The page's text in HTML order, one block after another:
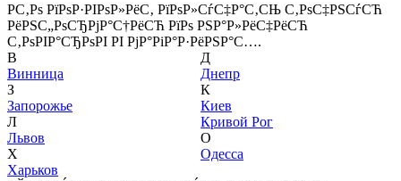
Р­С‚Рѕ РїРѕР·РІРѕР»РёС‚ РїРѕР»СѓС‡Р°С‚СЊ С‚РѕС‡РЅСѓСЋ
РёРЅС„РѕСЂРјР°С†РёСЋ РїРѕ РЅР°Р»РёС‡РёСЋ
С‚РѕРІР°СЂРѕРІ РІ РјР°РіР°Р·РёРЅР°С….
В
Винница
З
Запорожье
Л
Львов
Х
Харьков
Д
Днепр
К
Киев
Кривой Рог
О
Одесса